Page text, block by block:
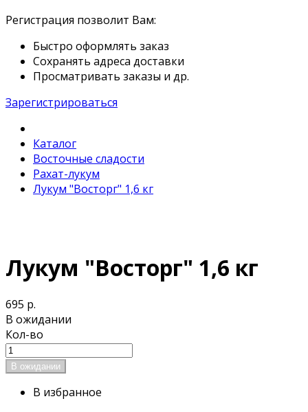
Регистрация позволит Вам:
Быстро оформлять заказ
Сохранять адреса доставки
Просматривать заказы и др.
Зарегистрироваться
Каталог
Восточные сладости
Рахат-лукум
Лукум "Восторг" 1,6 кг
Лукум "Восторг" 1,6 кг
695 р.
В ожидании
Кол-во
В избранное